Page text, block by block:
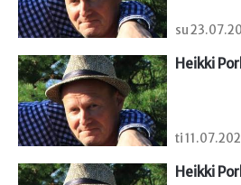
su
Heikki
ti
Heikki